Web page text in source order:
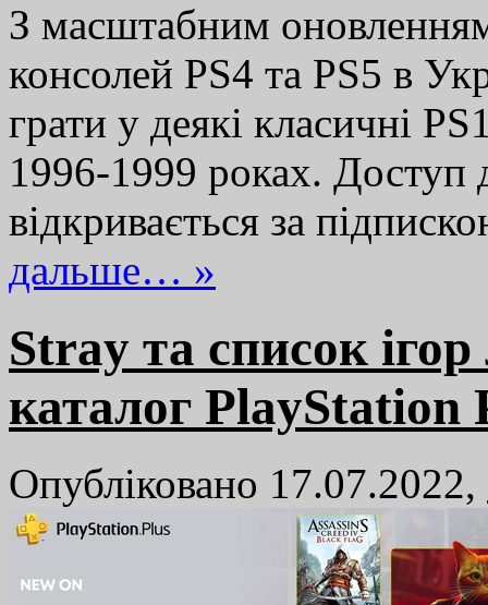
З масштабним
консолей PS4 та PS5 в
грати у деякі класичні
1996-1999 роках. Доступ
відкривається за
дальше… »
Stray та список
каталог PlayStation
Опубліковано 17.07.2022,